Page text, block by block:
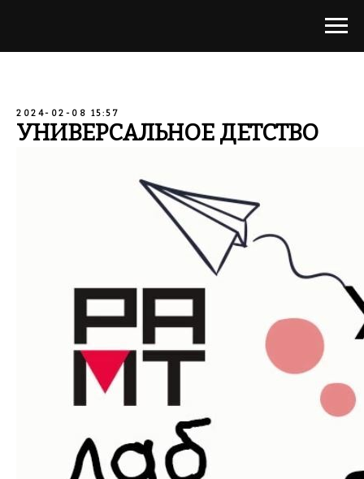
2024-02-08 15:57
УНИВЕРСАЛЬНОЕ ДЕТСТВО